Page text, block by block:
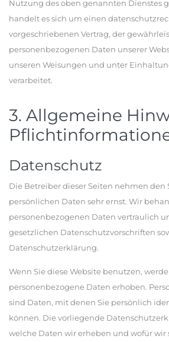
Nutzung des oben genannten Dienstes
handelt es sich um einen
vorgeschriebenen Vertrag, der
personenbezogenen Daten unserer
unseren Weisungen und unter
verarbeitet.
3. Allgemeine
Datenschutz
Die Betreiber dieser Seiten nehmen den
persönlichen Daten sehr ernst. Wir
personenbezogenen Daten vertraulich
gesetzlichen Datenschutzvorschriften
Datenschutzerklärung.
Wenn Sie diese Website benutzen,
personenbezogene Daten erhoben.
sind Daten, mit denen Sie persönlich
können. Die vorliegende
welche Daten wir erheben und wofür wir